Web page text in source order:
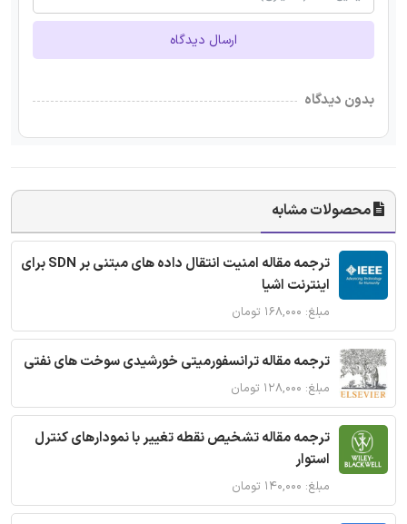
ارسال دیدگاه
بدون دیدگاه
محصولات مشابه
ترجمه مقاله امنیت انتقال داده های مبتنی بر SDN برای
اینترنت اشیا
مبلغ: ۱۶۸,۰۰۰ تومان
ترجمه مقاله ترانسفورمیتی خورشیدی سوخت های نفتی
مبلغ: ۱۲۸,۰۰۰ تومان
ترجمه مقاله تشخیص نقطه تغییر با نمودارهای کنترل
استوار
مبلغ: ۱۴۰,۰۰۰ تومان